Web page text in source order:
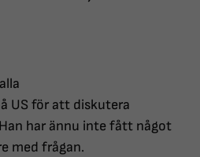
US för att diskutera
har ännu inte fått något
med frågan.